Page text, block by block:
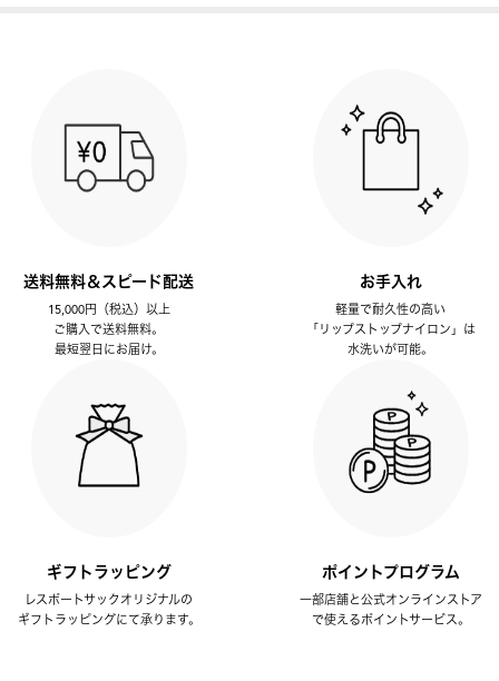
送料無料＆スピード配送
15,000円（税込）以上
ご購入で送料無料。
最短翌日にお届け。
お手入れ
軽量で耐久性の高い
「リップストップナイロン」は
水洗いが可能。
ギフトラッピング
レスポートサックオリジナルの
ギフトラッピングにて承ります。
ポイントプログラム
一部店舗と公式オンラインストア
で使えるポイントサービス。